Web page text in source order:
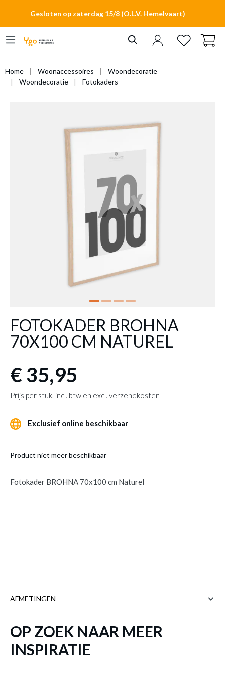
Gesloten op zaterdag 15/8 (O.L.V. Hemelvaart)
Home Woonaccessoires
Woondecoratie
Woondecoratie
Fotokaders
FOTOKADER BROHNA
70X100 CM NATUREL
€ 35,95
Prijs per stuk, incl. btw en excl. verzendkosten
Exclusief online beschikbaar
Product niet meer beschikbaar
Fotokader BROHNA 70x100 cm Naturel
AFMETINGEN
BREEDTE 72.3 cm
HOOGTE
OP ZOEK NAAR MEER
INSPIRATIE